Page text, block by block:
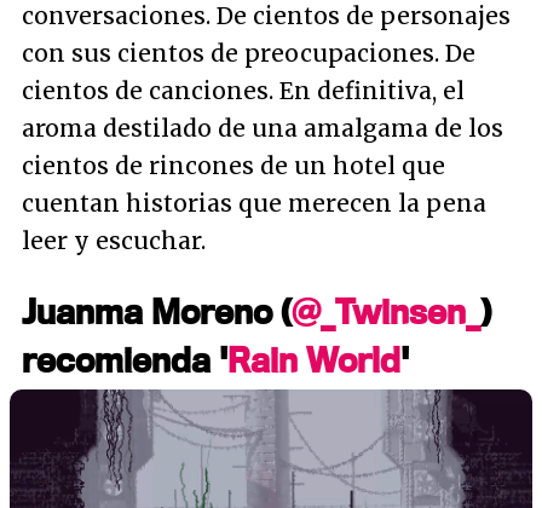
conversaciones. De cientos de personajes
con sus cientos de preocupaciones. De
cientos de canciones. En definitiva, el
aroma destilado de una amalgama de los
cientos de rincones de un hotel que
cuentan historias que merecen la pena
leer y escuchar.
Juanma Moreno (@_Twinsen_ )
recomienda 'Rain World'